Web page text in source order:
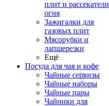
плит и рассекатели
огня
Зажигалки для
газовых плит
Мясорубки и
лапшерезки
Ещё
Посуда для чая и кофе
Чайные сервизы
Чайные наборы
Чайные пары
Чайники для